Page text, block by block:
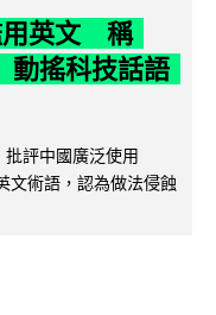
用英文 稱
動搖科技話語
評中國廣泛使用
文術語，認為做法侵蝕